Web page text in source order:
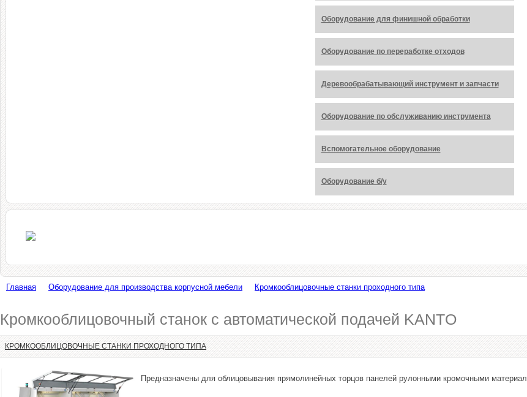
Оборудование для финишной обработки
Оборудование по переработке отходов
Деревообрабатывающий инструмент и запчасти
Оборудование по обслуживанию инструмента
Вспомогательное оборудование
Оборудование б/у
Главная Оборудование для производства корпусной мебели Кромкооблицовочные станки проходного типа
Кромкооблицовочный станок с автоматической подачей KANTO
КРОМКООБЛИЦОВОЧНЫЕ СТАНКИ ПРОХОДНОГО ТИПА
Предназначены для облицовывания прямолинейных торцов панелей рулонными кромочными